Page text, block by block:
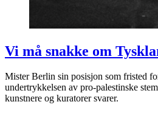
Vi må snakke om
Mister Berlin sin posisjon som fristed
undertrykkelsen av pro-palestinske
kunstnere og kuratorer svarer.